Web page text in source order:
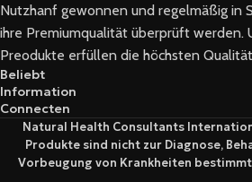
Nutzhanf gewonnen und regelmäßig in
ihre Premiumqualität überprüft werden.
Preodukte erfüllen die höchsten
Beliebt
Information
Connecten
Natural Health Consultants
Produkte sind nicht zur Diagnose,
Vorbeugung von Krankheiten